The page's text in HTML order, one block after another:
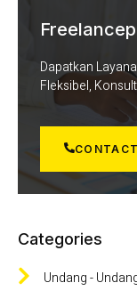
Dapatkan
Fleksibel,
Categories
Undang -